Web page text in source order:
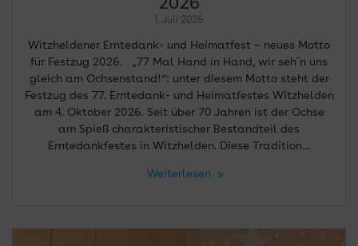
1. Juli 2026
Witzheldener Erntedank- und Heimatfest – neues Motto
für Festzug 2026. „77 Mal Hand in Hand, wir seh´n uns
gleich am Ochsenstand!“: unter diesem Motto steht der
Festzug des 77. Erntedank- und Heimatfestes Witzhelden
am 4. Oktober 2026. Seit über 70 Jahren ist der Ochse
am Spieß charakteristischer Bestandteil des
Erntedankfestes in Witzhelden. Diese Tradition…
Weiterlesen